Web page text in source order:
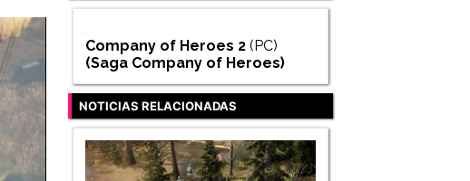
Company of Heroes 2 (PC)
(Saga Company of Heroes)
NOTICIAS RELACIONADAS